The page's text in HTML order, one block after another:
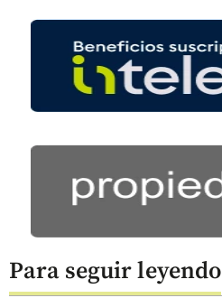
Para seguir leyendo